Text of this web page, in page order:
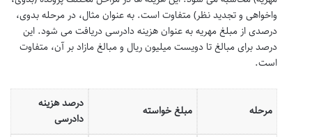
واخواهی و تجدید نظر) متفاوت است. به عنوان مثال، در مرحله بدوی،
درصدی از مبلغ مهریه به عنوان هزینه دادرسی دریافت می شود. این
درصد برای مبالغ تا دویست میلیون ریال و مبالغ مازاد بر آن، متفاوت
است.
مرحله مبلغ خواسته
درصد هزینه
دادرسی